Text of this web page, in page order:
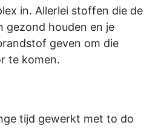
in. Allerlei stoffen die de
gezond houden en je
geven om die
te komen.
tijd gewerkt met to do